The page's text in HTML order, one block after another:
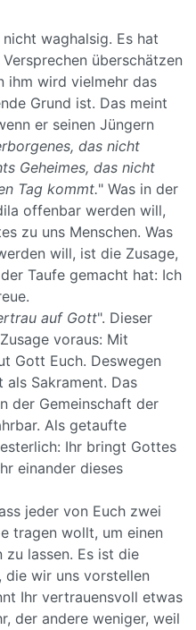
waghalsig. Es hat
überschätzen
ihm wird vielmehr das
Grund ist. Das meint
er seinen Jüngern
das nicht
Geheimes, das nicht
Tag kommt." Was in der
offenbar werden will,
zu uns Menschen. Was
will, ist die Zusage,
Taufe gemacht hat: Ich
auf Gott". Dieser
voraus: Mit
Gott Euch. Deswegen
Sakrament. Das
der Gemeinschaft der
Als getaufte
Ihr bringt Gottes
einander dieses
jeder von Euch zwei
tragen wollt, um einen
zu lassen. Es ist die
die wir uns vorstellen
Ihr vertrauensvoll etwas
der andere weniger, weil